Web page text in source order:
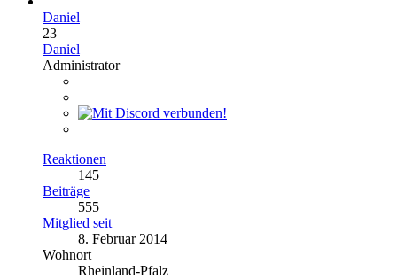
Daniel
23
Daniel
Administrator
Reaktionen
145
Beiträge
555
Mitglied seit
8. Februar 2014
Wohnort
Rheinland-Pfalz